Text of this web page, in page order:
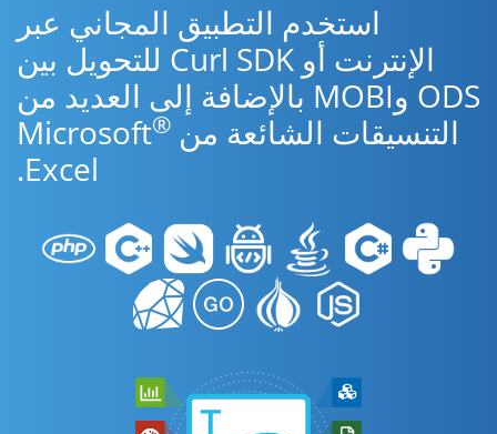
استخدم التطبيق المجاني عبر
الإنترنت أو Curl SDK للتحويل بين
ODS وMOBI بالإضافة إلى العديد من
التنسيقات الشائعة من Microsoft ®
Excel.